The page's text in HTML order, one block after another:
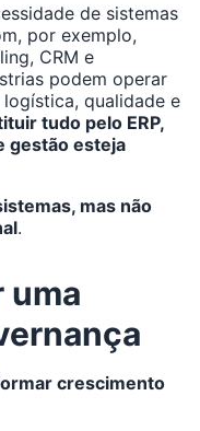
de sistemas
por exemplo,
CRM e
podem operar
qualidade e
tudo pelo ERP,
gestão esteja
mas não
.
uma
crescimento